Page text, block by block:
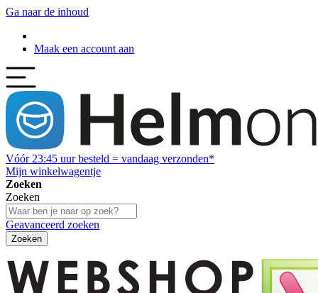
Ga naar de inhoud
Maak een account aan
Vóór 23:45 uur besteld = vandaag verzonden*
Mijn winkelwagentje
Zoeken
Zoeken
Geavanceerd zoeken
Zoeken